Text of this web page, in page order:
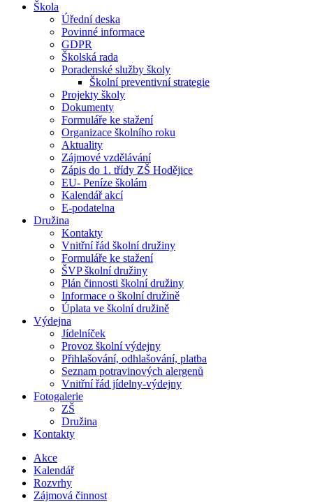
Škola
Úřední deska
Povinné informace
GDPR
Školská rada
Poradenské služby školy
Školní preventivní strategie
Projekty školy
Dokumenty
Formuláře ke stažení
Organizace školního roku
Aktuality
Zájmové vzdělávání
Zápis do 1. třídy ZŠ Hodějice
EU- Peníze školám
Kalendář akcí
E-podatelna
Družina
Kontakty
Vnitřní řád školní družiny
Formuláře ke stažení
ŠVP školní družiny
Plán činnosti školní družiny
Informace o školní družině
Úplata ve školní družině
Výdejna
Jídelníček
Provoz školní výdejny
Přihlašování, odhlašování, platba
Seznam potravinových alergenů
Vnitřní řád jídelny-výdejny
Fotogalerie
ZŠ
Družina
Kontakty
Akce
Kalendář
Rozvrhy
Zájmová činnost